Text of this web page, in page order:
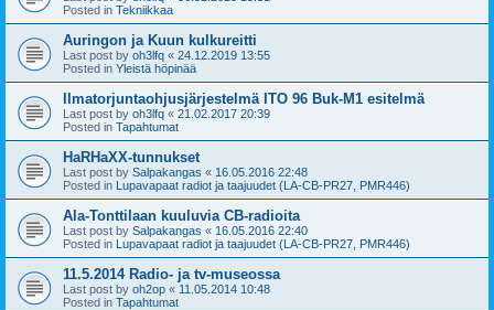
Posted in Tekniikkaa
Auringon ja Kuun kulkureitti
Last post by oh3lfq « 24.12.2019 13:55
Posted in Yleistä höpinää
Ilmatorjuntaohjusjärjestelmä ITO 96 Buk-M1 esitelmä
Last post by oh3lfq « 21.02.2017 20:39
Posted in Tapahtumat
HaRHaXX-tunnukset
Last post by Salpakangas « 16.05.2016 22:48
Posted in Lupavapaat radiot ja taajuudet (LA-CB-PR27, PMR446)
Ala-Tonttilaan kuuluvia CB-radioita
Last post by Salpakangas « 16.05.2016 22:40
Posted in Lupavapaat radiot ja taajuudet (LA-CB-PR27, PMR446)
11.5.2014 Radio- ja tv-museossa
Last post by oh2op « 11.05.2014 10:48
Posted in Tapahtumat